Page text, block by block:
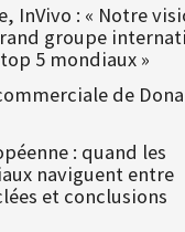
InVivo : « Notre
groupe
5 mondiaux »
de
: quand les
naviguent entre
et conclusions